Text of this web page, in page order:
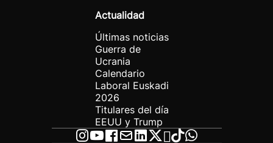
Actualidad
Últimas noticias
Guerra de
Ucrania
Calendario
Laboral Euskadi
2026
Titulares del día
EEUU y Trump